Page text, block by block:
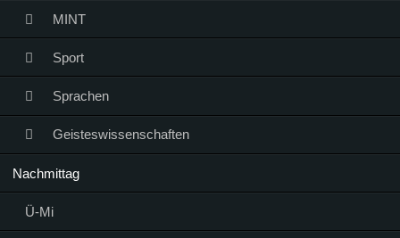
MINT
Sport
Sprachen
Geisteswissenschaften
Nachmittag
Ü-Mi